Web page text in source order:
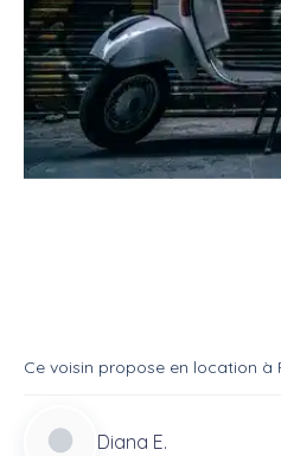
Ce voisin propose en location à
Diana E.